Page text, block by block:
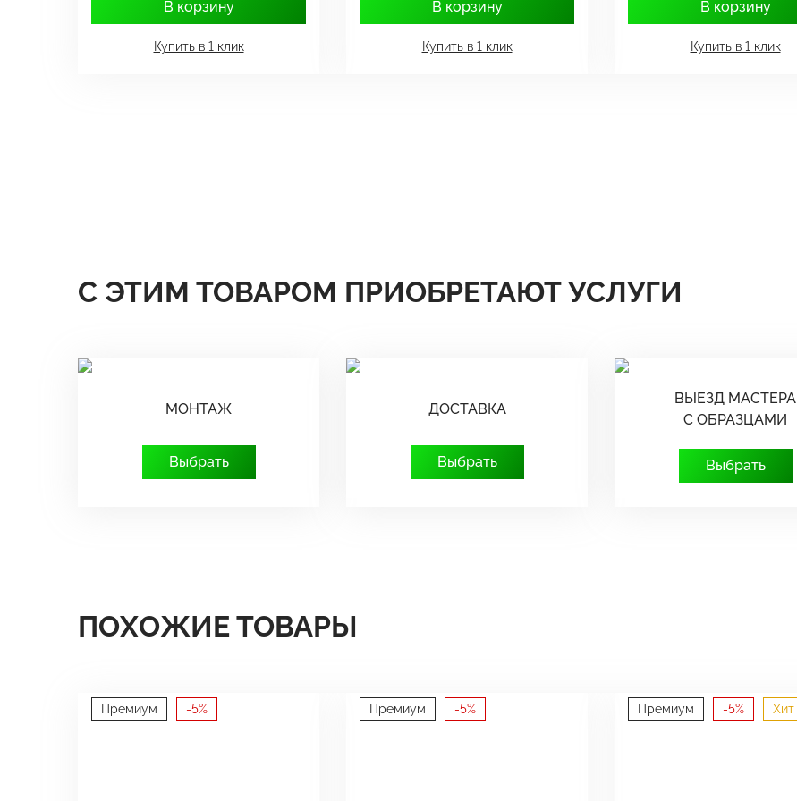
В корзину
Купить в 1 клик
В корзину
Купить в 1 клик
В корзину
Купить в 1 клик
С ЭТИМ ТОВАРОМ ПРИОБРЕТАЮТ УСЛУГИ
МОНТАЖ
Выбрать
ДОСТАВКА
Выбрать
ВЫЕЗД МАСТЕРА
С ОБРАЗЦАМИ
Выбрать
ПОХОЖИЕ ТОВАРЫ
Премиум -5% Премиум -5% Премиум -5% Хит